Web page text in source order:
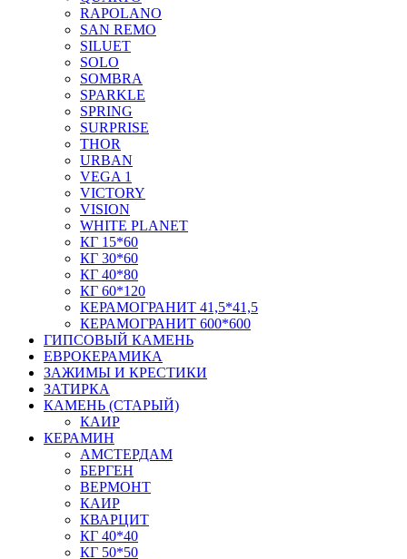
RAPOLANO
SAN REMO
SILUET
SOLO
SOMBRA
SPARKLE
SPRING
SURPRISE
THOR
URBAN
VEGA 1
VICTORY
VISION
WHITE PLANET
КГ 15*60
КГ 30*60
КГ 40*80
КГ 60*120
КЕРАМОГРАНИТ 41,5*41,5
КЕРАМОГРАНИТ 600*600
ГИПСОВЫЙ КАМЕНЬ
ЕВРОКЕРАМИКА
ЗАЖИМЫ И КРЕСТИКИ
ЗАТИРКА
КАМЕНЬ (СТАРЫЙ)
КАИР
КЕРАМИН
АМСТЕРДАМ
БЕРГЕН
ВЕРМОНТ
КАИР
КВАРЦИТ
КГ 40*40
КГ 50*50